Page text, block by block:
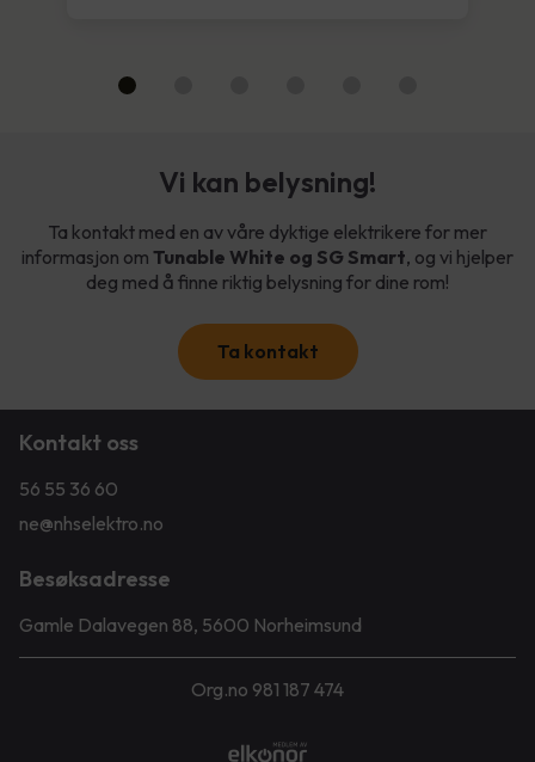
Vi kan belysning!
Ta kontakt med en av våre dyktige elektrikere for mer
informasjon om Tunable White og SG Smart, og vi hjelper
deg med å finne riktig belysning for dine rom!
Ta kontakt
Kontakt oss
56 55 36 60
ne@nhselektro.no
Besøksadresse
Gamle Dalavegen 88, 5600 Norheimsund
Org.no 981 187 474